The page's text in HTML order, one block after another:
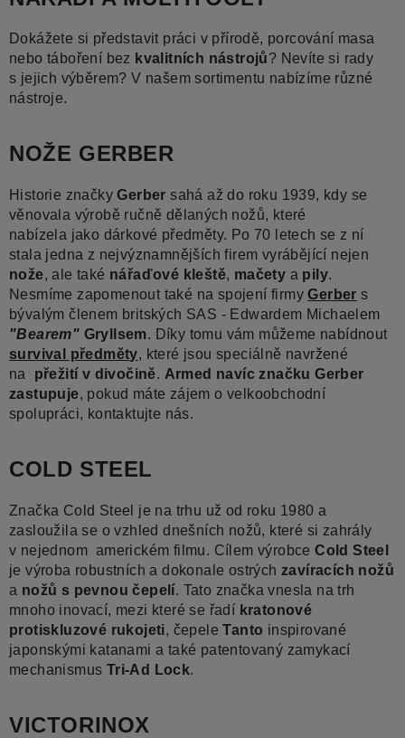
Dokážete si představit práci v přírodě, porcování masa
nebo táboření bez kvalitních nástrojů? Nevíte si rady
s jejich výběrem? V našem sortimentu nabízíme různé
nástroje.
NOŽE GERBER
Historie značkyGerber sahá až do roku 1939, kdy se
věnovala výrobě ručně dělaných nožů, které
nabízela jako dárkové předměty. Po 70 letech se z ní
stala jedna z nejvýznamnějších firem vyrábějící nejen
nože, ale také nářaďové kleště, mačety a pily.
Nesmíme zapomenout také na spojení firmyGerber s
bývalým členem britských SAS - Edwardem Michaelem
"Bearem" Gryllsem. Díky tomu vám můžeme nabídnout
survival předměty, které jsou speciálně navržené
na přežití v divočině. Armed navíc značku Gerber
zastupuje, pokud máte zájem o velkoobchodní
spolupráci, kontaktujte nás.
COLD STEEL
Značka Cold Steel je na trhu už od roku 1980 a
zasloužila se o vzhled dnešních nožů, které si zahrály
v nejednom americkém filmu. Cílem výrobceCold Steel
je výroba robustních a dokonale ostrých zavíracích nožů
a nožů s pevnou čepelí. Tato značka vnesla na trh
mnoho inovací, mezi které se řadí kratonové
protiskluzové rukojeti, čepeleTanto inspirované
japonskými katanami a také patentovaný zamykací
mechanismus Tri-Ad Lock.
VICTORINOX